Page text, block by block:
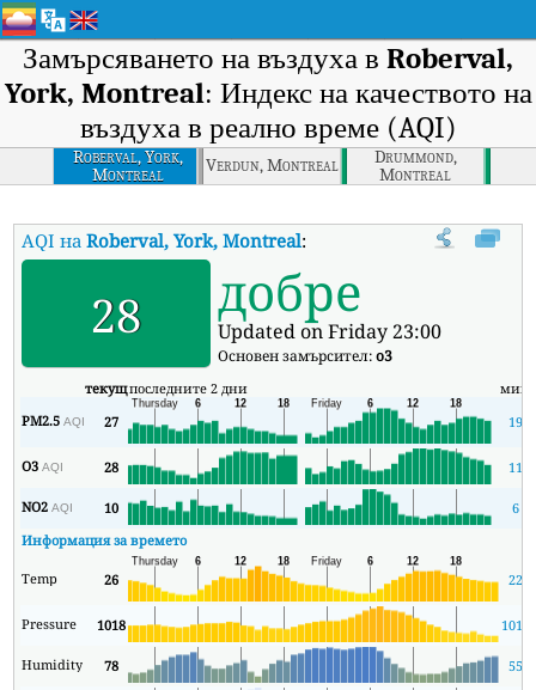
Замърсяването на въздуха в Roberval,
York, Montreal: Индекс на качеството на
въздуха в реално време (AQI)
Roberval, York,
Montreal
Verdun, Montreal
Drummond,
Montreal
AQI наRoberval, York, Montreal: Индекс на качеството на
28 добре
Updated on Friday 23:00
Основен замърсител:o3
текущпоследните 2 дни мин
PM2.5AQI 27 19
O3AQI 28 11
NO2AQI 10
6
Информация за времето
Temp 26 22
Pressure 1018 1018
Humidity 78 55